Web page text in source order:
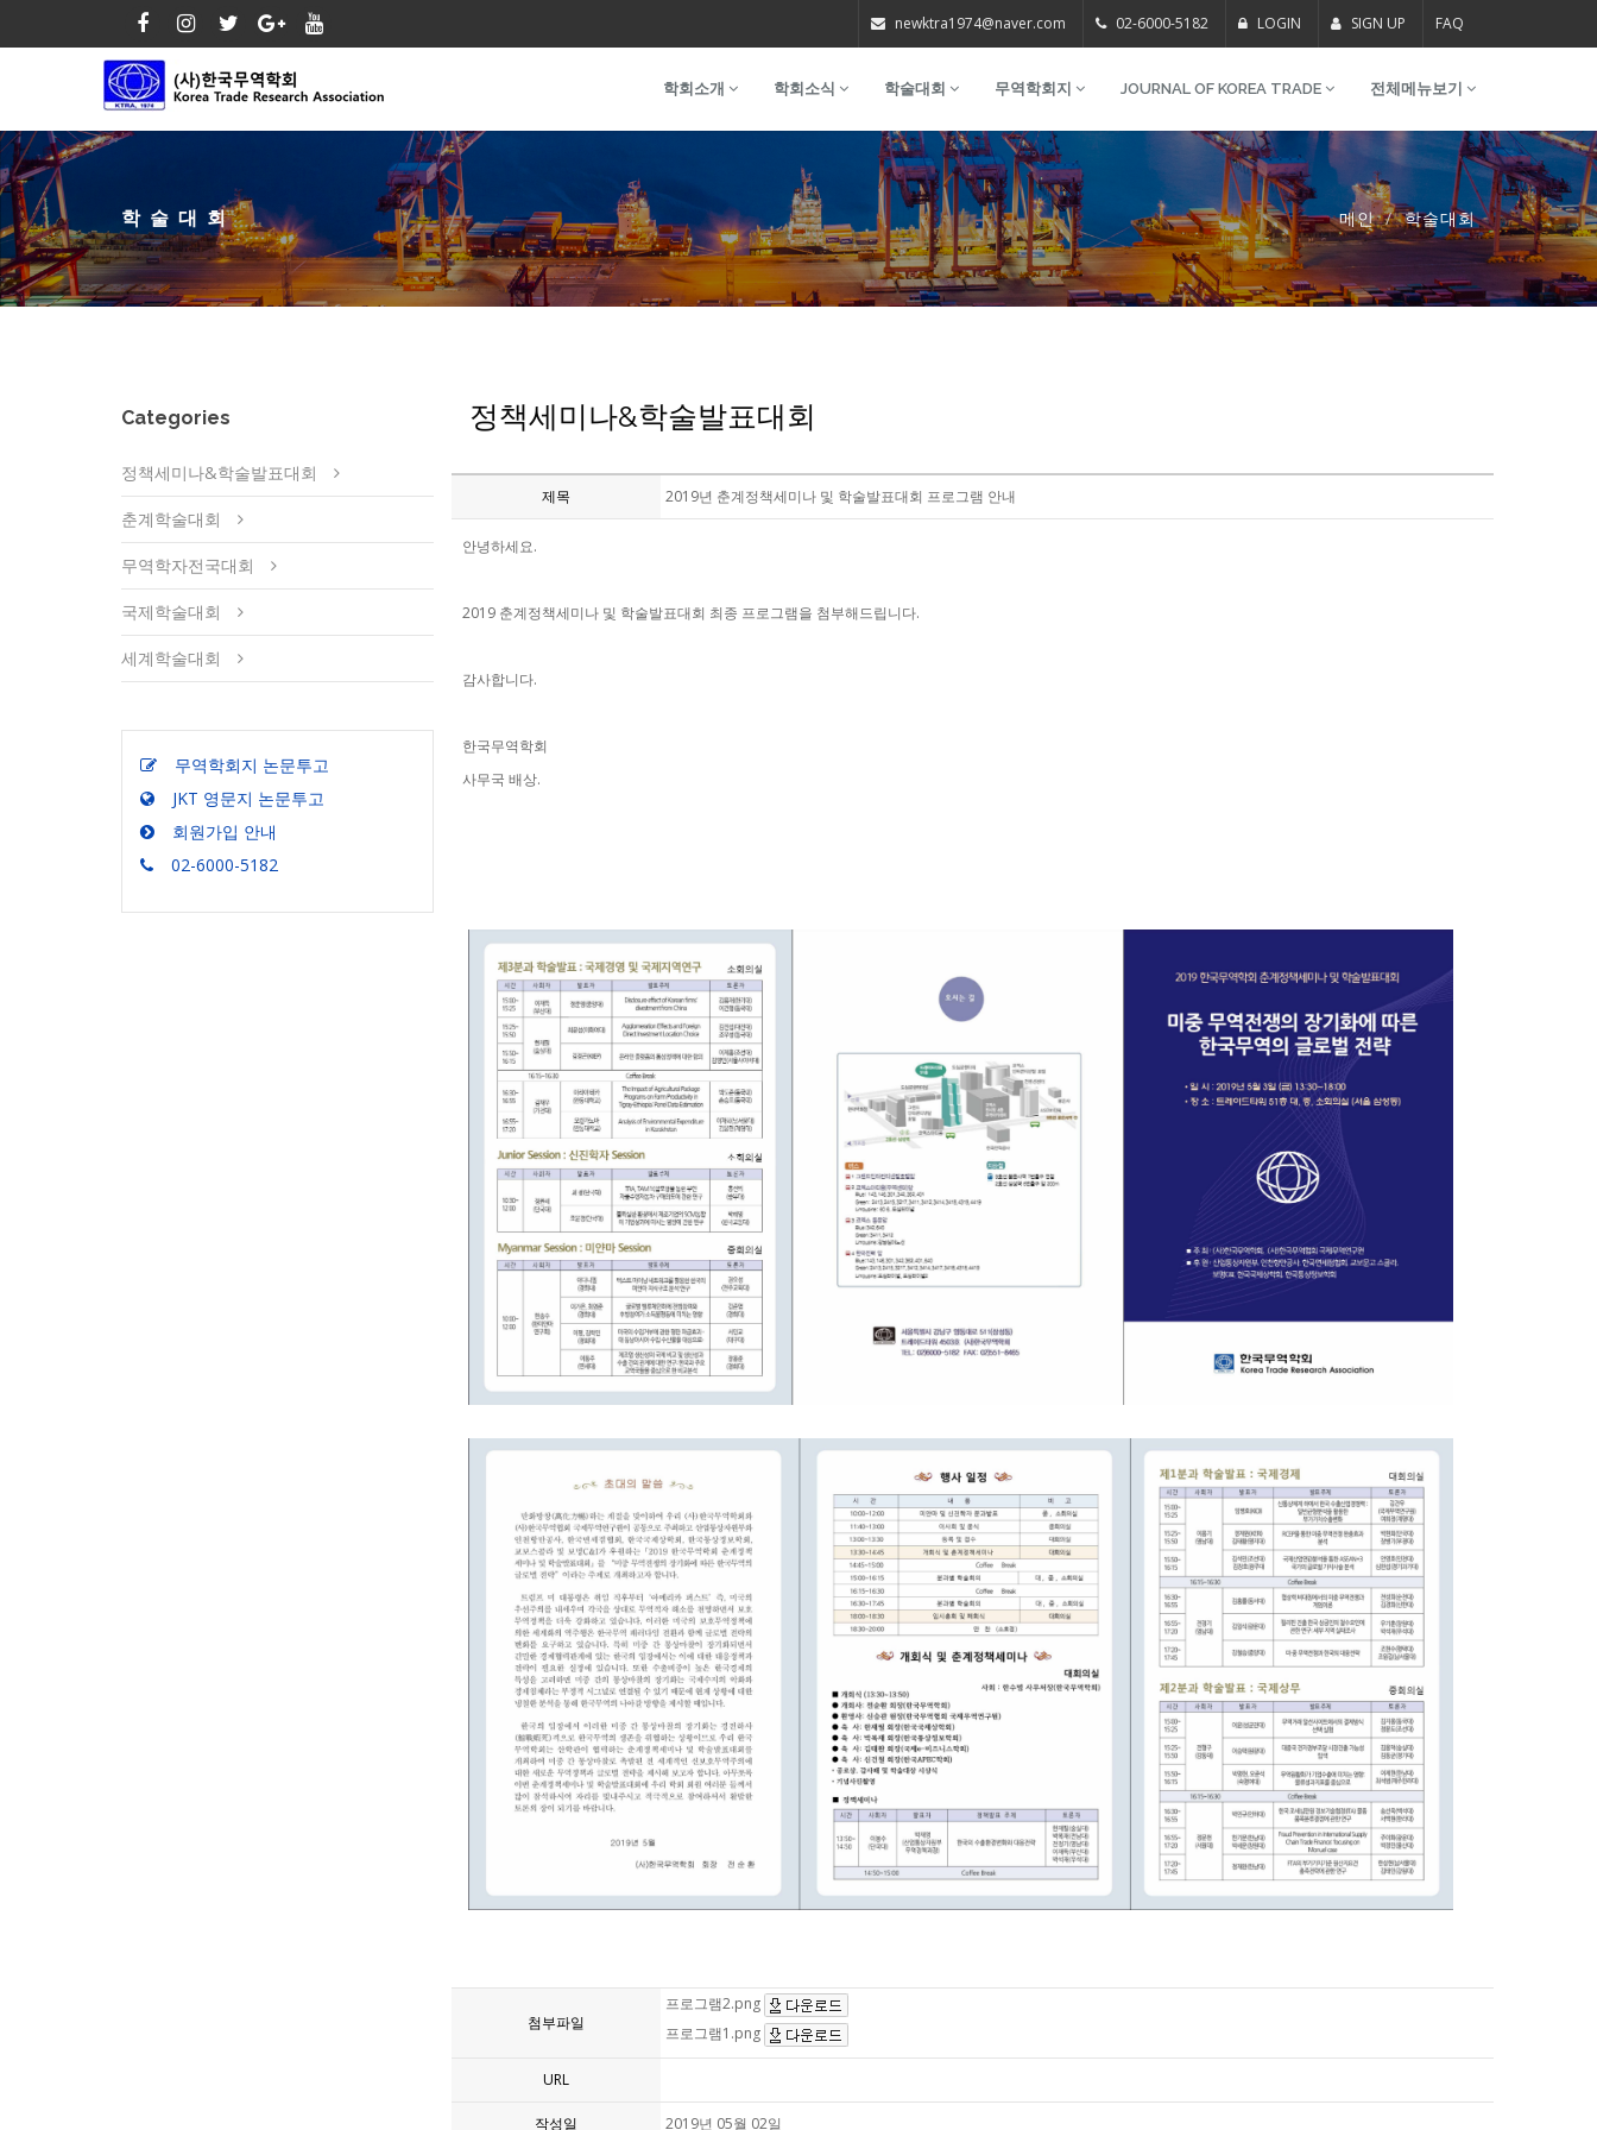
newktra1974@naver.com 02-6000-5182 LOGIN SIGN UP FAQ
학회소개 학회소식 학술대회 무역학회지 JOURNAL OF KOREA TRADE 전체메뉴보기
학술대회 메인 학술대회
Categories
정책세미나&학술발표대회
춘계학술대회
무역학자전국대회
국제학술대회
세계학술대회
무역학회지 논문투고
JKT 영문지 논문투고
회원가입 안내
02-6000-5182
정책세미나&학술발표대회
제목 2019년 춘계정책세미나 및 학술발표대회 프로그램 안내
안녕하세요.
2019 춘계정책세미나 및 학술발표대회 최종 프로그램을 첨부해드립니다.
감사합니다.
한국무역학회
사무국 배상.
첨부파일
프로그램2.png
프로그램1.png
URL
작성일 2019년 05월 02일